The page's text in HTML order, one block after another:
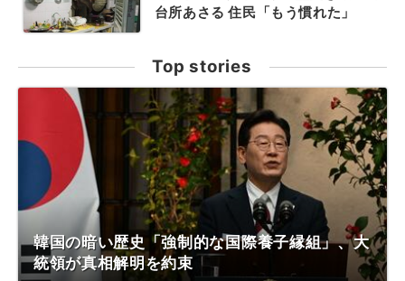
台所あさる 住民「もう慣れた」
Top stories
韓国の暗い歴史「強制的な国際養子縁組」、大
統領が真相解明を約束